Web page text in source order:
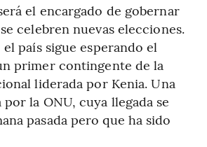
el encargado de gobernar
celebren nuevas elecciones.
país sigue esperando el
primer contingente de la
liderada por Kenia. Una
la ONU, cuya llegada se
pasada pero que ha sido